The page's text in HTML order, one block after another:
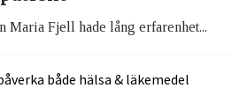
Maria Fjell hade lång erfarenhet...